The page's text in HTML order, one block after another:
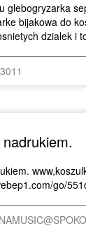
glebogryzarka
bijakowa do
dzialek i
go/